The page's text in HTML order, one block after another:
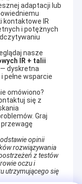
adaptacji lub
kontaktowe IR
i potężnych
nasze
IR + talii
— dyskretna
pełne wsparcie
omówiono?
się z
Graj
opinii
rozwiązywania
z testów
oczu i
utrzymującego się